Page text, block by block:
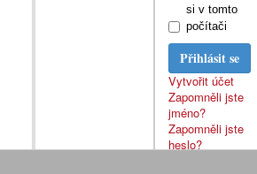
si v tomto
počítači
Přihlásit se
Vytvořit účet
Zapomněli jste
jméno?
Zapomněli jste
heslo?